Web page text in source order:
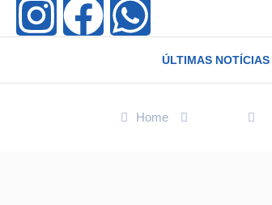
ÚLTIMAS NOTÍCIAS
Home